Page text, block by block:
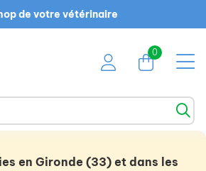
de votre vétérinaire
0
en Gironde (33) et dans les